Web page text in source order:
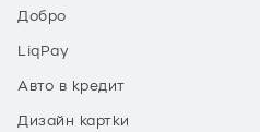
Добро
LiqPay
Авто в кредит
Дизайн картки